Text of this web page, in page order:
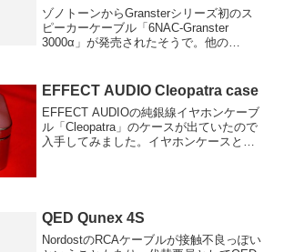
ゾノトーンからGransterシリーズ初のス
ピーカーケーブル「6NAC-Granster
3000α」が発売されたそうで。他の
り、構造も「ハイブリッド...
EFFECT AUDIO Cleopatra case
EFFECT AUDIOの純銀線イヤホンケーブ
ル「Cleopatra」のケースが出ていたので
入手してみました。イヤホンケースとし
QED Qunex 4S
NordostのRCAケーブルが接触不良っぽい